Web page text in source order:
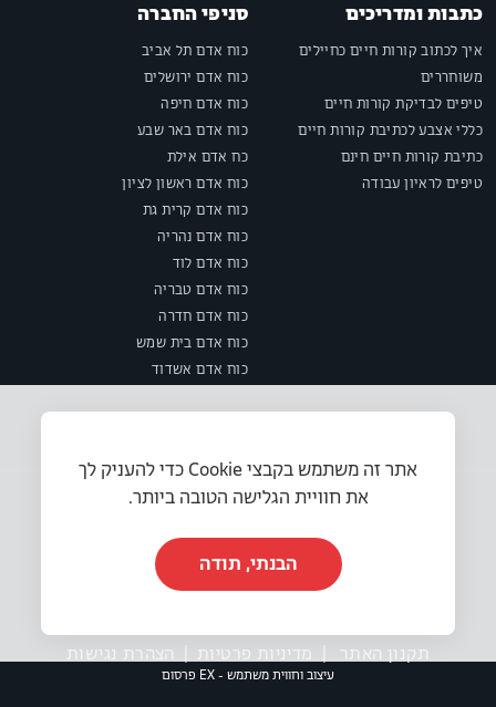
כתבות ומדריכים
איך לכתוב קורות חיים כחיילים
משוחררים
טיפים לבדיקת קורות חיים
כללי אצבע לכתיבת קורות חיים
כתיבת קורות חיים חינם
טיפים לראיון עבודה
סניפי החברה
כוח אדם תל אביב
כוח אדם ירושלים
כוח אדם חיפה
כוח אדם באר שבע
כח אדם אילת
כוח אדם ראשון לציון
כוח אדם קרית גת
כוח אדם נהריה
כוח אדם לוד
כוח אדם טבריה
כוח אדם חדרה
כוח אדם בית שמש
כוח אדם אשדוד
תקנון האתר מדיניות פרטיות הצהרת נגישות
עיצוב וחווית משתמש - EX פרסום
אתר זה משתמש בקבצי Cookie כדי להעניק לך
את חוויית הגלישה הטובה ביותר.
הבנתי, תודה